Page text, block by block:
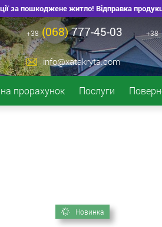
пошкоджене житло! Відправка продукції
+38 (068)777-45-03 +38
info@xatakryta.com
прорахунок Послуги
Новинка